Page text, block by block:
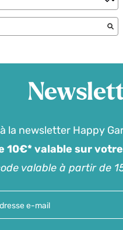
la newsletter Happy
10€* valable sur
valable à partir de